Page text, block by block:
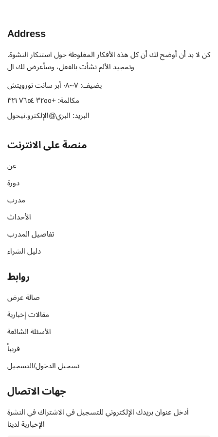
Address
.كن لا بد أن أوضح لك أن كل هذه الأفكار المغلوطة حول استنكار النشوة
وتمجيد الألم نشأت بالفعل، وسأعرض لك ال
يضيف:
مكالمة:+٣٢٥٥ ٧٦٥٤ ٣٢١
البريد:البري@الإلكترو.نيحول
منصة على الانترنت
عن
دورة
مدرب
الأحداث
تفاصيل المدرب
دليل الشراء
روابط
صالة عرض
مقالات إخبارية
الأسئلة الشائعة
قريباً
تسجيل الدخول/التسجيل
جهات الاتصال
أدخل عنوان بريدك الإلكتروني للتسجيل في الاشتراك في النشرة
الإخبارية لدينا
Sign in
Don’t have an account?Sign up